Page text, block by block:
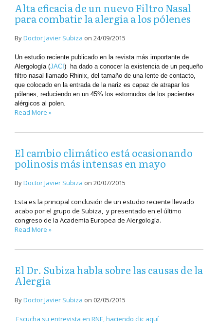
Alta eficacia de un nuevo Filtro Nasal
para combatir la alergia a los pólenes
ByDoctor Javier Subiza on 24/09/2015
Un estudio reciente publicado en la revista más importante de
Alergología (JACI ) ha dado a conocer la existencia de un pequeño
filtro nasal llamado Rhinix, del tamaño de una lente de contacto,
que colocado en la entrada de la nariz es capaz de atrapar los
pólenes, reduciendo en un 45% los estornudos de los pacientes
alérgicos al polen.
Read More »
El cambio climático está ocasionando
polinosis más intensas en mayo
ByDoctor Javier Subiza on 20/07/2015
Esta es la principal conclusión de un estudio reciente llevado
acabo por el grupo de Subiza, y presentado en el último
congreso de la Academia Europea de Alergología.
Read More »
El Dr. Subiza habla sobre las causas de la
Alergia
ByDoctor Javier Subiza on 02/05/2015
Escucha su entrevista en RNE, haciendo clic aquí